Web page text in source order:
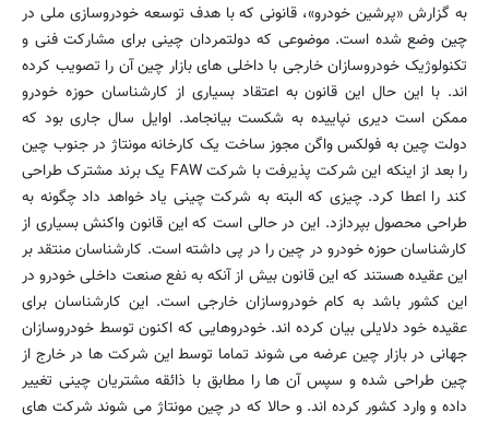
به گزارش «پرشین خودرو»، قانونی که با هدف توسعه خودروسازی ملی در
چین وضع شده است. موضوعی که دولتمردان چینی برای مشارکت فنی و
تکنولوژیک خودروسازان خارجی با داخلی های بازار چین آن را تصویب کرده
اند. با این حال این قانون به اعتقاد بسیاری از کارشناسان حوزه خودرو
ممکن است دیری نپاییده به شکست بیانجامد. اوایل سال جاری بود که
دولت چین به فولکس واگن مجوز ساخت یک کارخانه مونتاژ در جنوب چین
را بعد از اینکه این شرکت پذیرفت با شرکت FAW یک برند مشترک طراحی
کند را اعطا کرد. چیزی که البته به شرکت چینی یاد خواهد داد چگونه به
طراحی محصول بپردازد. این در حالی است که این قانون واکنش بسیاری از
کارشناسان حوزه خودرو در چین را در پی داشته است. کارشناسان منتقد بر
این عقیده هستند که این قانون بیش از آنکه به نفع صنعت داخلی خودرو در
این کشور باشد به کام خودروسازان خارجی است. این کارشناسان برای
عقیده خود دلایلی بیان کرده اند. خودروهایی که اکنون توسط خودروسازان
جهانی در بازار چین عرضه می شوند تماما توسط این شرکت ها در خارج از
چین طراحی شده و سپس آن ها را مطابق با ذائقه مشتریان چینی تغییر
داده و وارد کشور کرده اند. و حالا که در چین مونتاژ می شوند شرکت های